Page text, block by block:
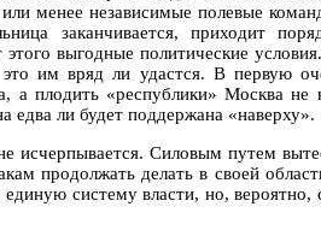
менее независимые полевые
заканчивается, приходит
выгодные политические
им вряд ли удастся. В первую
а плодить «республики» Москва
едва ли будет поддержана «наверху».
исчерпывается. Силовым путем
продолжать делать в своей
единую систему власти, но,